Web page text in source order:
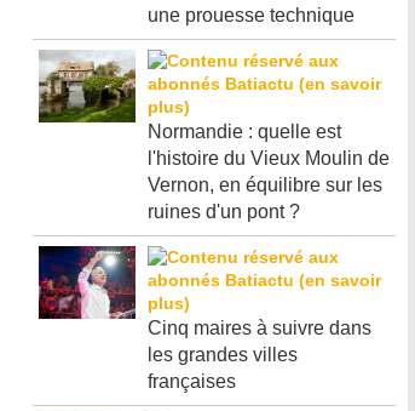
une prouesse technique
Normandie : quelle est
l'histoire du Vieux Moulin de
Vernon, en équilibre sur les
ruines d'un pont ?
Cinq maires à suivre dans
les grandes villes
françaises